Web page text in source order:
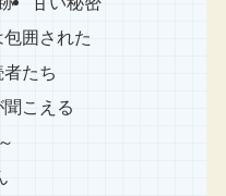
包囲された
者たち
聞こえる
～